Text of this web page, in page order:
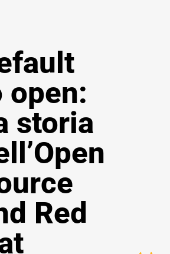
open:
storia
Red